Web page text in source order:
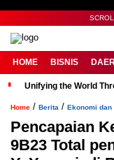
HOME BISNIS
Unifying the World
Home / Berita / Ekonomi dan
Pencapaian
9B23 Total